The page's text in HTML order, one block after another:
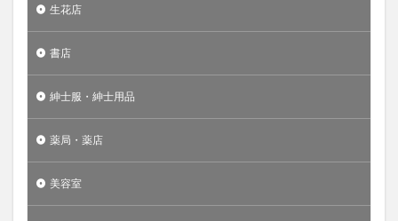
生花店
書店
紳士服・紳士用品
薬局・薬店
美容室